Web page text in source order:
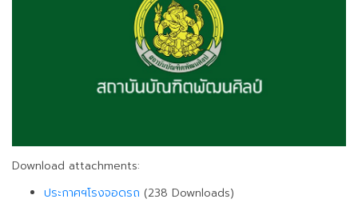
Download attachments:
ประกาศฯโรงจอดรถ (238 Downloads)